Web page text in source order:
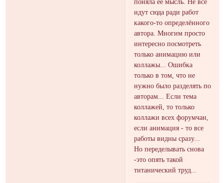
идут сюда ради работ
какого-то определённого
автора. Многим просто
интересно посмотреть
только анимацию или
коллажы... Ошибка
только в том, что не
нужно было разделять по
авторам... Если тема
коллажей, то только
коллажи всех форумчан,
если анимация - то все
работы видны сразу...
Но переделывать снова
-это опять такой
титанический труд...